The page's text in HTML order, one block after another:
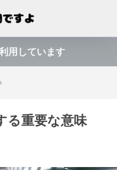
用しています
る重要な意味